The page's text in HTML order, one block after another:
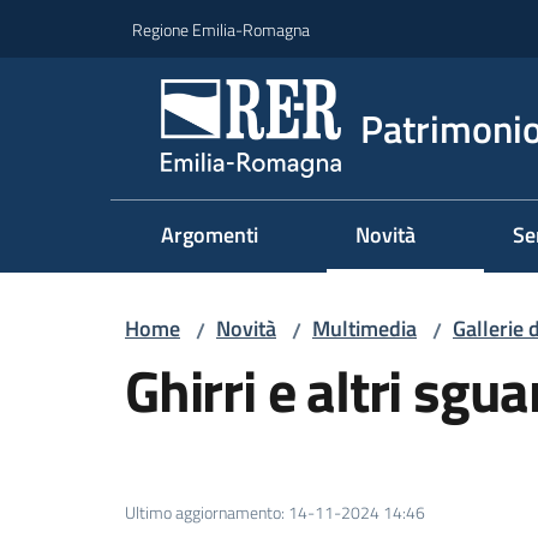
Regione Emilia-Romagna
Argomenti Novità
Home / Novità / Multimedia / Gallerie
Ghirri e altri
Ultimo aggiornamento: 14-11-2024 14:46